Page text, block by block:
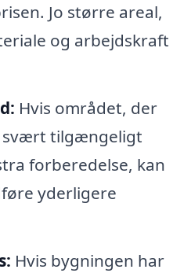
Jo større areal,
og arbejdskraft
Hvis området, der
svært tilgængeligt
forberedelse, kan
yderligere
Hvis bygningen har